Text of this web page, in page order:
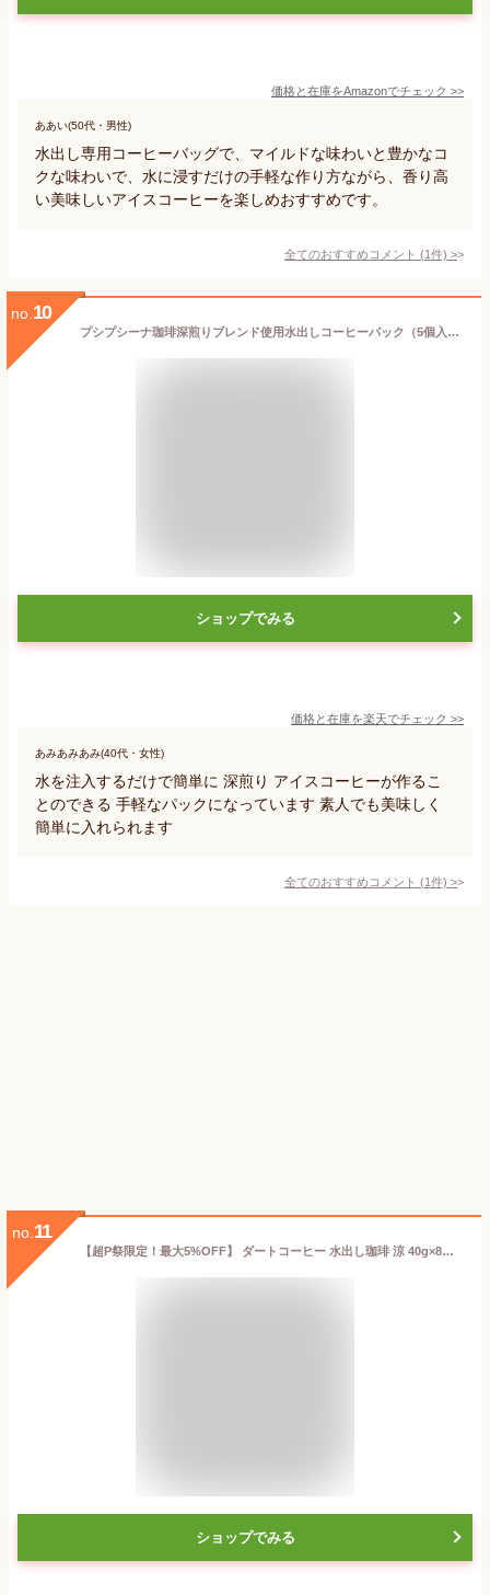
価格と在庫をAmazonでチェック >>
ああい(50代・男性)
水出し専用コーヒーバッグで、マイルドな味わいと豊かなコ
クな味わいで、水に浸すだけの手軽な作り方ながら、香り高
い美味しいアイスコーヒーを楽しめおすすめです。
全てのおすすめコメント (1件) >
no. 10
プシプシーナ珈琲深煎りブレンド使用水出しコーヒーパック（5個入り） バレンタイン ホワイトデー ギフト プレゼント 贈り物 誕生日 新婚祝い 新築祝い 結婚祝い おしゃれ シンプル
ショップでみる
価格と在庫を楽天でチェック >>
あみあみあみ(40代・女性)
水を注入するだけで簡単に 深煎り アイスコーヒーが作るこ
とのできる 手軽なパックになっています 素人でも美味しく
簡単に入れられます
全てのおすすめコメント (1件) >
no. 11
【超P祭限定！最大5%OFF】 ダートコーヒー 水出し珈琲 涼 40g×8パック 3袋 コーヒー 珈琲 アイスコーヒー 水出し 大人の味 コーヒーバッグタイプ パック コーヒーパック 簡単 時短 ブラジル ホンジュラス ランキング 業務用 大容量 送料無料
ショップでみる